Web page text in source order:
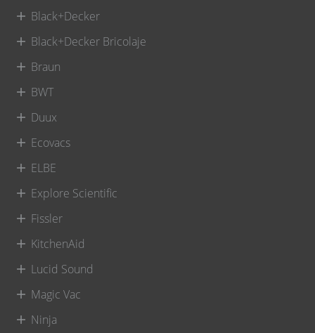
Black+Decker
Black+Decker Bricolaje
Braun
BWT
Duux
Ecovacs
ELBE
Explore Scientific
Fissler
KitchenAid
Lucid Sound
Magic Vac
Ninja